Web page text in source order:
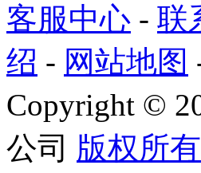
客服中心 - 联
绍 - 网站地图
Copyright ©
公司 版权所有